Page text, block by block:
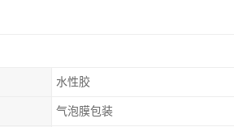
水性胶
气泡膜包装